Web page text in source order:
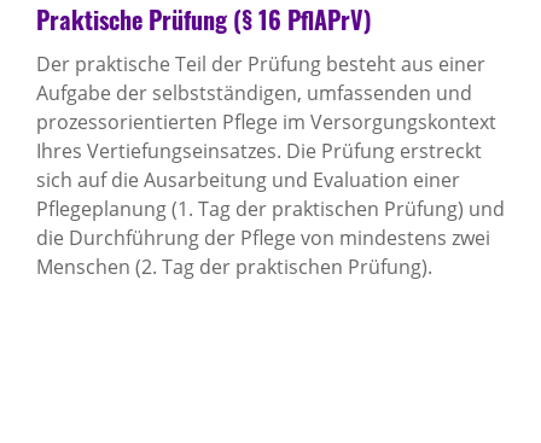
Praktische Prüfung (§ 16 PflAPrV)
Der praktische Teil der Prüfung besteht aus einer
Aufgabe der selbstständigen, umfassenden und
prozessorientierten Pflege im Versorgungskontext
Ihres Vertiefungseinsatzes. Die Prüfung erstreckt
sich auf die Ausarbeitung und Evaluation einer
Pflegeplanung (1. Tag der praktischen Prüfung) und
die Durchführung der Pflege von mindestens zwei
Menschen (2. Tag der praktischen Prüfung).